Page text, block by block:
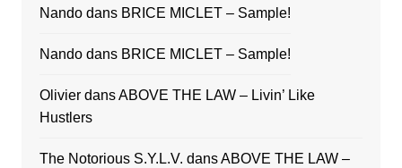
Nandodans BRICE MICLET – Sample!
Nandodans BRICE MICLET – Sample!
OlivierdansABOVE THE LAW – Livin’ Like
Hustlers
The Notorious S.Y.L.V. dansABOVE THE LAW –